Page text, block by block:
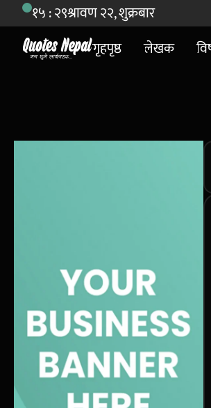
१५ : २९श्रावण २२, शुक्रबार
गृहपृष्ठ
लेखक